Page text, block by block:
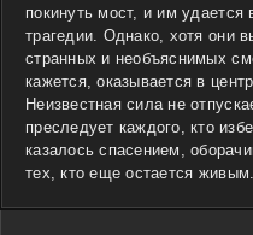
покинуть мост, и им удается
трагедии. Однако, хотя они
странных и необъяснимых
кажется, оказывается в
Неизвестная сила не
преследует каждого, кто
казалось спасением,
тех, кто еще остается живым.